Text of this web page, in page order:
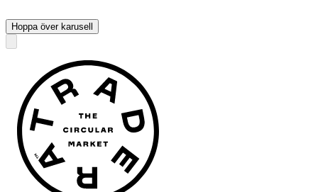
Hoppa över karusell